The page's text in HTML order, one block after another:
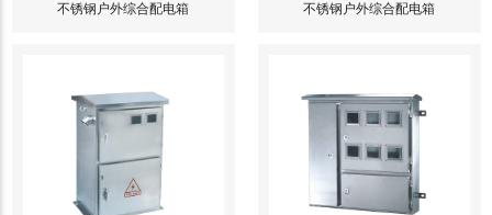
不锈钢户外综合配电箱 不锈钢户外综合配电箱